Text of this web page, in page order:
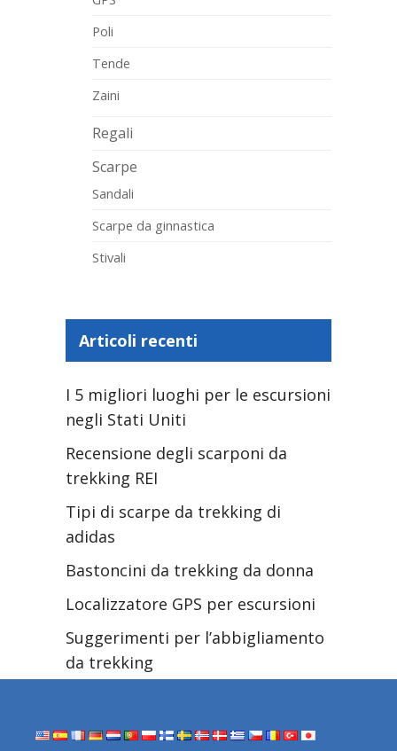
Poli
Tende
Zaini
Regali
Scarpe
Sandali
Scarpe da ginnastica
Stivali
Articoli recenti
I 5 migliori luoghi per le escursioni
negli Stati Uniti
Recensione degli scarponi da
trekking REI
Tipi di scarpe da trekking di
adidas
Bastoncini da trekking da donna
Localizzatore GPS per escursioni
Suggerimenti per l’abbigliamento
da trekking